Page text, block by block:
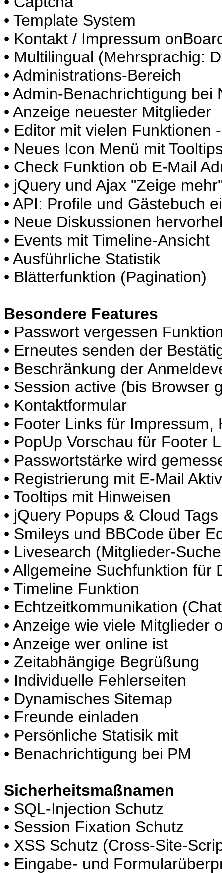
• Template System
• Kontakt / Impressum
• Multilingual (Mehrsprachig:
• Administrations-Bereich
• Admin-Benachrichtigung bei
• Anzeige neuester Mitglieder
• Editor mit vielen Funktionen
• Neues Icon Menü mit
• Check Funktion ob E-Mail
• jQuery und Ajax "Zeige
• API: Profile und Gästebuch
• Neue Diskussionen
• Events mit Timeline-Ansicht
• Ausführliche Statistik
• Blätterfunktion (Pagination)
Besondere Features
• Passwort vergessen
• Erneutes senden der
• Beschränkung der
• Session active (bis Browser
• Kontaktformular
• Footer Links für Impressum,
• PopUp Vorschau für Footer
• Passwortstärke wird
• Registrierung mit E-Mail
• Tooltips mit Hinweisen
• jQuery Popups & Cloud Tags
• Smileys und BBCode über
• Livesearch (Mitglieder-
• Allgemeine Suchfunktion für
• Timeline Funktion
• Echtzeitkommunikation
• Anzeige wie viele Mitglieder
• Anzeige wer online ist
• Zeitabhängige Begrüßung
• Individuelle Fehlerseiten
• Dynamisches Sitemap
• Freunde einladen
• Persönliche Statisik mit
• Benachrichtigung bei PM
Sicherheitsmaßnamen
• SQL-Injection Schutz
• Session Fixation Schutz
• XSS Schutz (Cross-Site-
• Eingabe- und